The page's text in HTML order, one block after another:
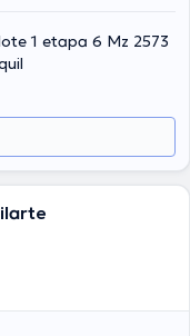
1 etapa 6 Mz 2573